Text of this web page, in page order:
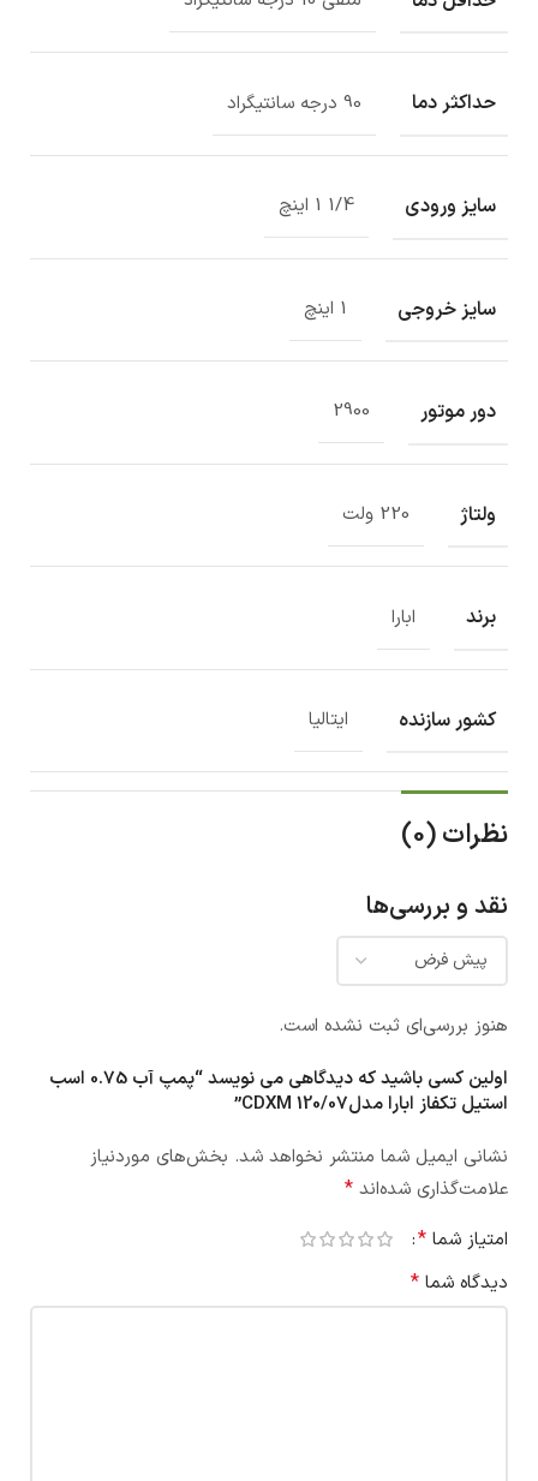
حداکثر دما 90 درجه سانتیگراد
سایز ورودی 1/4 1 اینچ
سایز خروجی 1 اینچ
دور موتور 2900
ولتاژ 220 ولت
برند ابارا
کشور سازنده ایتالیا
نظرات (0)
نقد و بررسی‌ها
هنوز بررسی‌ای ثبت نشده است.
اولین کسی باشید که دیدگاهی می نویسد “پمپ آب 0.75 اسب
استیل تکفاز ابارا مدلCDXM 120/07”
نشانی ایمیل شما منتشر نخواهد شد. بخش‌های موردنیاز
علامت‌گذاری شده‌اند *
امتیاز شما *
دیدگاه شما *